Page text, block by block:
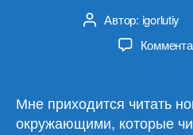
Автор
записи
Автор: igorlutiy
Мне приходится читать
окружающими, которые